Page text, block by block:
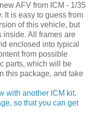
AFV from ICM - 1/35
It is easy to guess from
of this vehicle, but
All frames are
enclosed into typical
from possible
parts, which will be
this package, and take
with another ICM kit.
so that you can get